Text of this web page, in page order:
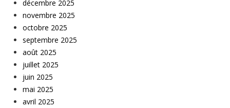
décembre 2025
novembre 2025
octobre 2025
septembre 2025
août 2025
juillet 2025
juin 2025
mai 2025
avril 2025